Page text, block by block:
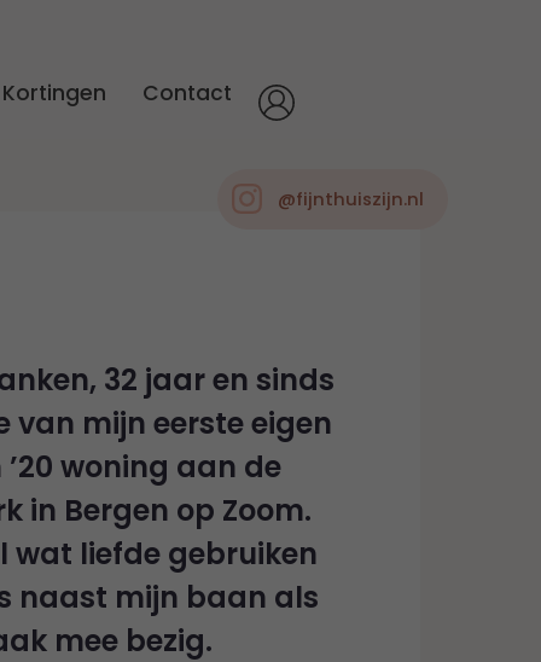
Kortingen Contact
@fijnthuiszijn.nl
32 jaar en sinds
van mijn eerste eigen
woning aan de
in Bergen op Zoom.
wat liefde gebruiken
naast mijn baan als
mee bezig.